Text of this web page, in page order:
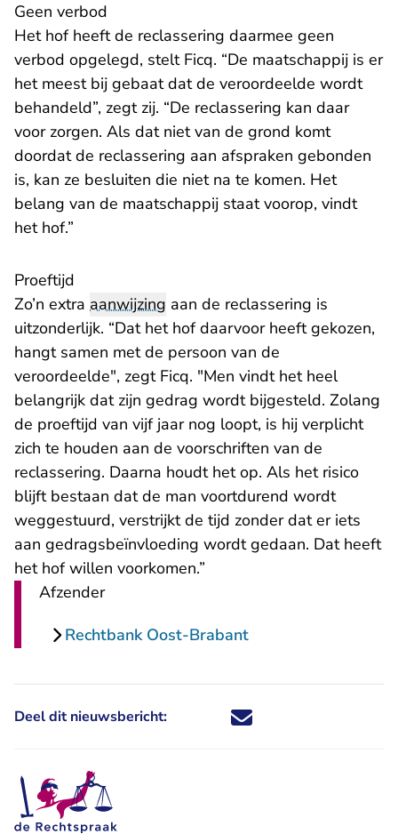
Geen verbod
Het hof heeft de reclassering daarmee geen
verbod opgelegd, stelt Ficq. “De maatschappij is er
het meest bij gebaat dat de veroordeelde wordt
behandeld”, zegt zij. “De reclassering kan daar
voor zorgen. Als dat niet van de grond komt
doordat de reclassering aan afspraken gebonden
is, kan ze besluiten die niet na te komen. Het
belang van de maatschappij staat voorop, vindt
het hof.”
Proeftijd
Zo’n extra aanwijzing aan de reclassering is
uitzonderlijk. “Dat het hof daarvoor heeft gekozen,
hangt samen met de persoon van de
veroordeelde", zegt Ficq. "Men vindt het heel
belangrijk dat zijn gedrag wordt bijgesteld. Zolang
de proeftijd van vijf jaar nog loopt, is hij verplicht
zich te houden aan de voorschriften van de
reclassering. Daarna houdt het op. Als het risico
blijft bestaan dat de man voortdurend wordt
weggestuurd, verstrijkt de tijd zonder dat er iets
aan gedragsbeïnvloeding wordt gedaan. Dat heeft
het hof willen voorkomen.”
Afzender
Rechtbank Oost-Brabant
Deel dit nieuwsbericht: Deel dit nieuwsbericht via X -
Deel dit nieuwsbericht via
Deel dit nieuwsbericht
Deel dit